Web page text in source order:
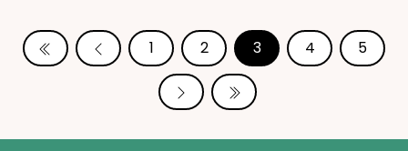
1 2 3 4 5